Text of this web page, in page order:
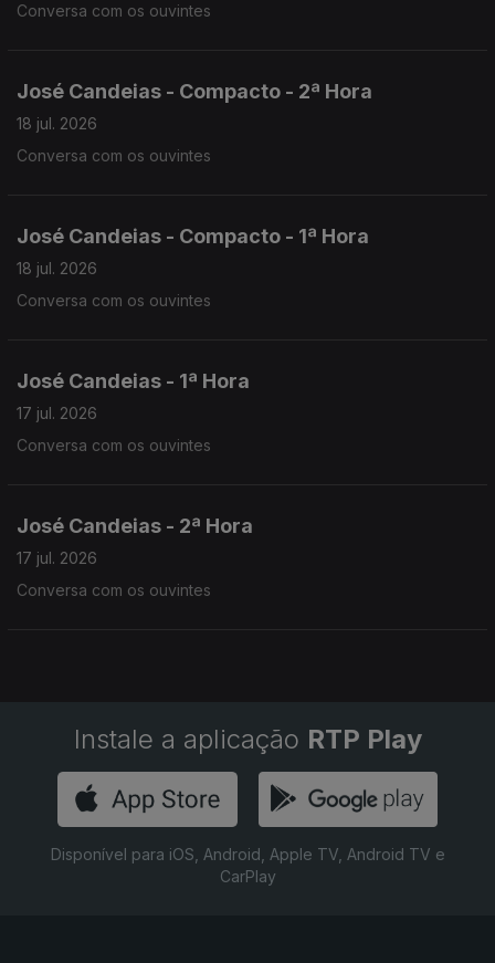
Conversa com os ouvintes
José Candeias - Compacto - 2ª Hora
18 jul. 2026
Conversa com os ouvintes
José Candeias - Compacto - 1ª Hora
18 jul. 2026
Conversa com os ouvintes
José Candeias - 1ª Hora
17 jul. 2026
Conversa com os ouvintes
José Candeias - 2ª Hora
17 jul. 2026
Conversa com os ouvintes
Instale a aplicação RTP Play
Disponível para iOS, Android, Apple TV, Android TV e
CarPlay